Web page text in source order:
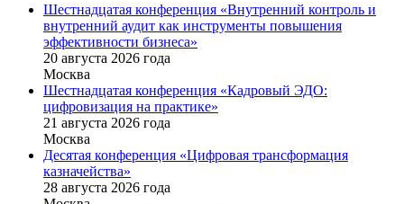
Шестнадцатая конференция «Внутренний контроль и
внутренний аудит как инструменты повышения
эффективности бизнеса»
20 августа 2026 года
Москва
Шестнадцатая конференция «Кадровый ЭДО:
цифровизация на практике»
21 августа 2026 года
Москва
Десятая конференция «Цифровая трансформация
казначейства»
28 августа 2026 года